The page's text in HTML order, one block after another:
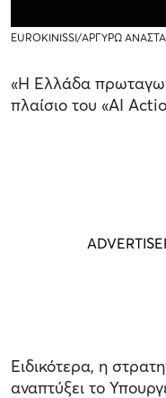
EUROKINISSI/ΑΡΓΥΡΩ
«Η Ελλάδα
πλαίσιο του «AI
Ειδικότερα, η
αναπτύξει το